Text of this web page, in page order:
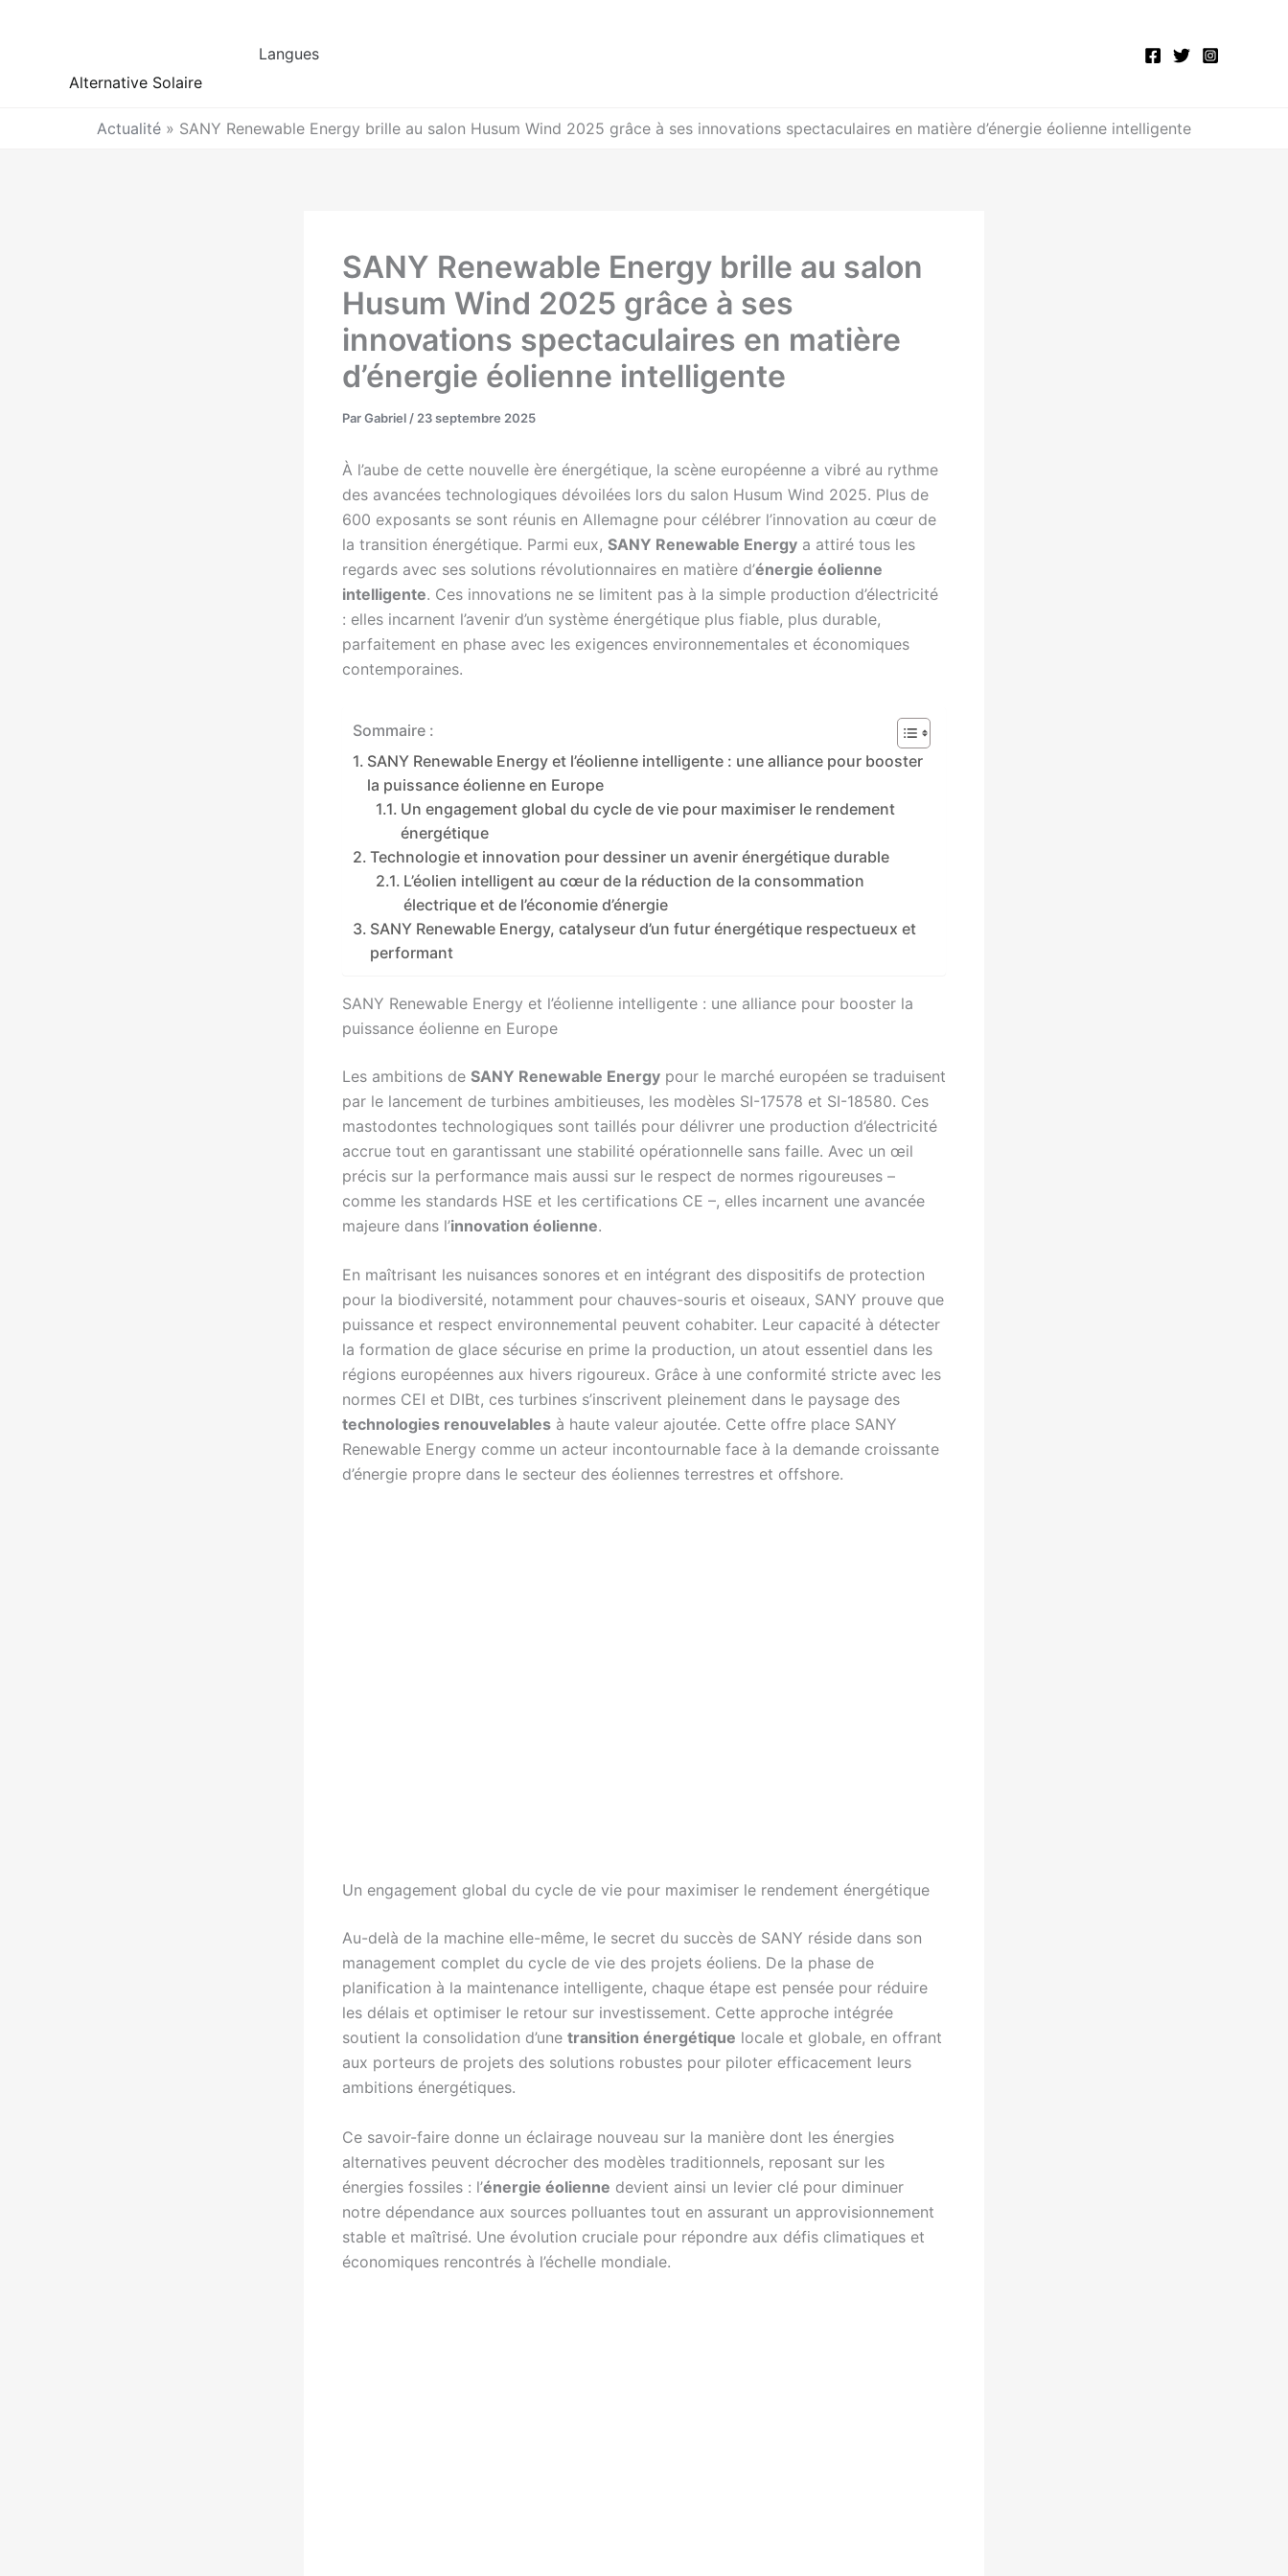
Alternative Solaire
Langues
Actualité » SANY Renewable Energy brille au salon Husum Wind 2025 grâce à ses innovations spectaculaires en matière d’énergie éolienne intelligente
SANY Renewable Energy brille au salon
Husum Wind 2025 grâce à ses
innovations spectaculaires en matière
d’énergie éolienne intelligente
ParGabriel / 23 septembre 2025
À l’aube de cette nouvelle ère énergétique, la scène européenne a vibré au rythme
des avancées technologiques dévoilées lors du salon Husum Wind 2025. Plus de
600 exposants se sont réunis en Allemagne pour célébrer l’innovation au cœur de
la transition énergétique. Parmi eux, SANY Renewable Energy a attiré tous les
regards avec ses solutions révolutionnaires en matière d’énergie éolienne
intelligente. Ces innovations ne se limitent pas à la simple production d’électricité
: elles incarnent l’avenir d’un système énergétique plus fiable, plus durable,
parfaitement en phase avec les exigences environnementales et économiques
contemporaines.
Sommaire :
SANY Renewable Energy et l’éolienne intelligente : une alliance pour booster
la puissance éolienne en Europe
Un engagement global du cycle de vie pour maximiser le rendement
énergétique
Technologie et innovation pour dessiner un avenir énergétique durable
L’éolien intelligent au cœur de la réduction de la consommation
électrique et de l’économie d’énergie
SANY Renewable Energy, catalyseur d’un futur énergétique respectueux et
performant
SANY Renewable Energy et l’éolienne intelligente : une alliance pour booster la
puissance éolienne en Europe
Les ambitions de SANY Renewable Energy pour le marché européen se traduisent
par le lancement de turbines ambitieuses, les modèles SI-17578 et SI-18580. Ces
mastodontes technologiques sont taillés pour délivrer une production d’électricité
accrue tout en garantissant une stabilité opérationnelle sans faille. Avec un œil
précis sur la performance mais aussi sur le respect de normes rigoureuses –
comme les standards HSE et les certifications CE –, elles incarnent une avancée
majeure dans l’innovation éolienne.
En maîtrisant les nuisances sonores et en intégrant des dispositifs de protection
pour la biodiversité, notamment pour chauves-souris et oiseaux, SANY prouve que
puissance et respect environnemental peuvent cohabiter. Leur capacité à détecter
la formation de glace sécurise en prime la production, un atout essentiel dans les
régions européennes aux hivers rigoureux. Grâce à une conformité stricte avec les
normes CEI et DIBt, ces turbines s’inscrivent pleinement dans le paysage des
technologies renouvelables à haute valeur ajoutée. Cette offre place SANY
Renewable Energy comme un acteur incontournable face à la demande croissante
d’énergie propre dans le secteur des éoliennes terrestres et offshore.
Un engagement global du cycle de vie pour maximiser le rendement énergétique
Au-delà de la machine elle-même, le secret du succès de SANY réside dans son
management complet du cycle de vie des projets éoliens. De la phase de
planification à la maintenance intelligente, chaque étape est pensée pour réduire
les délais et optimiser le retour sur investissement. Cette approche intégrée
soutient la consolidation d’une transition énergétique locale et globale, en offrant
aux porteurs de projets des solutions robustes pour piloter efficacement leurs
ambitions énergétiques.
Ce savoir-faire donne un éclairage nouveau sur la manière dont les énergies
alternatives peuvent décrocher des modèles traditionnels, reposant sur les
énergies fossiles : l’énergie éolienne devient ainsi un levier clé pour diminuer
notre dépendance aux sources polluantes tout en assurant un approvisionnement
stable et maîtrisé. Une évolution cruciale pour répondre aux défis climatiques et
économiques rencontrés à l’échelle mondiale.